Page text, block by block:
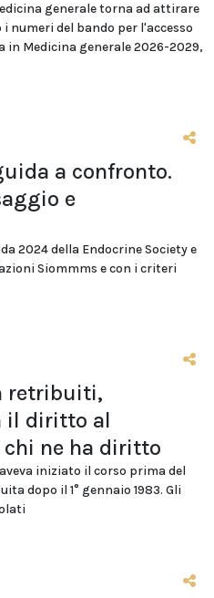
generale torna ad attirare
numeri del bando per l'accesso
in Medicina generale 2026-2029,
a confronto.
e
2024 della Endocrine Society e
Siommms e con i criteri
retribuiti,
il diritto al
chi ne ha diritto
iniziato il corso prima del
dopo il 1° gennaio 1983. Gli